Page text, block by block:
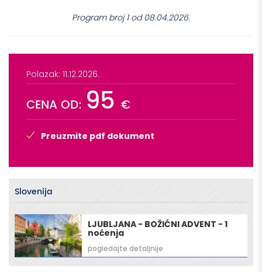
Program broj 1 od 08.04.2026.
Polazak: 11.12.2026.
CENA OD: 95 €
Preuzmite pdf dokument
Slovenija
LJUBLJANA - BOŽIĆNI ADVENT - 1
noćenja
pogledajte detaljnije